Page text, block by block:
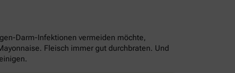
Darm-Infektionen vermeiden möchte,
Fleisch immer gut durchbraten. Und